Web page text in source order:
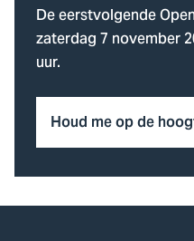
De eerstvolgende
zaterdag 7 november
uur.
Houd me op de